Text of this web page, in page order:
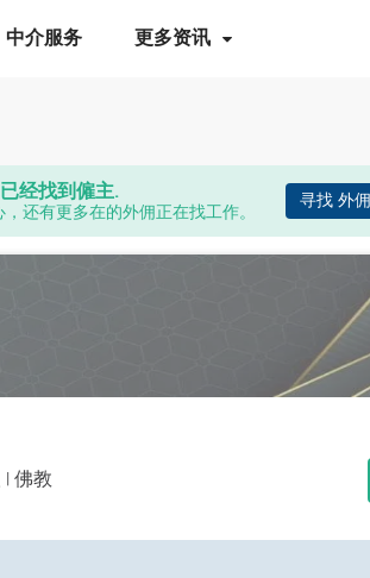
中介服务 更多资讯
已经找到僱主.
，还有更多在的外佣正在找工作。
寻找 外佣
| 佛教